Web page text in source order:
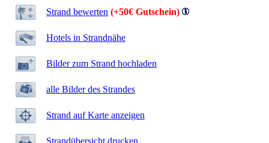
Strand bewerten (+50€ Gutschein)
Hotels in Strandnähe
Bilder zum Strand hochladen
alle Bilder des Strandes
Strand auf Karte anzeigen
Strandübersicht drucken